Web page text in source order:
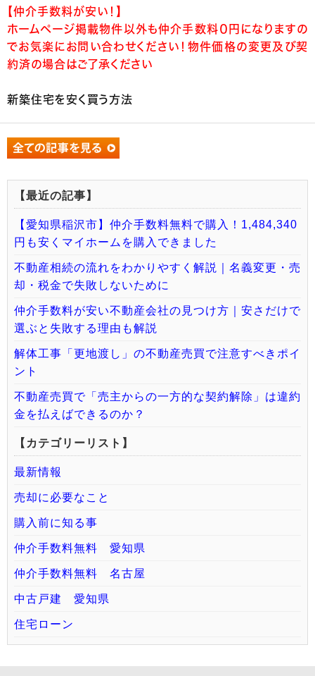
【仲介手数料が安い！】
ホームページ掲載物件以外も仲介手数料０円になりますの
でお気楽にお問い合わせください！物件価格の変更及び契
約済の場合はご了承ください
新築住宅を安く買う方法
【最近の記事】
【愛知県稲沢市】仲介手数料無料で購入！1,484,340
円も安くマイホームを購入できました
不動産相続の流れをわかりやすく解説｜名義変更・売
却・税金で失敗しないために
仲介手数料が安い不動産会社の見つけ方｜安さだけで
選ぶと失敗する理由も解説
解体工事「更地渡し」の不動産売買で注意すべきポイ
ント
不動産売買で「売主からの一方的な契約解除」は違約
金を払えばできるのか？
【カテゴリーリスト】
最新情報
売却に必要なこと
購入前に知る事
仲介手数料無料 愛知県
仲介手数料無料 名古屋
中古戸建 愛知県
住宅ローン